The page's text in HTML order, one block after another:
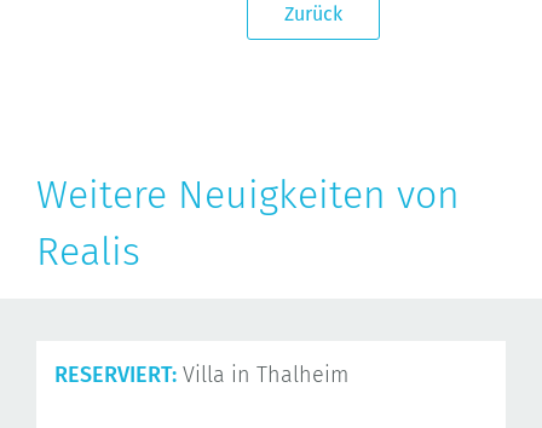
Zurück
Weitere Neuigkeiten von
Realis
RESERVIERT: Villa in Thalheim